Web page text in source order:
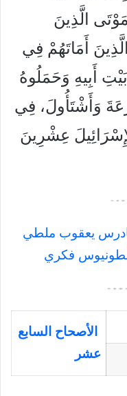
الَّذِينَ
أَمَاتَهُمْ فِي
بَيْتِ أَبِيهِ وَحَمَلُوهُ
وَأَشْتَأُولَ، فِي
عِشْرِينَ
الأصحاح السابع
عشر